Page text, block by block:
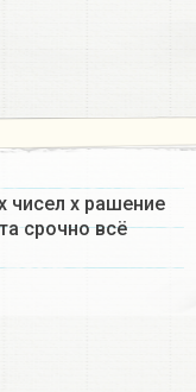
чисел х рашение
срочно всё